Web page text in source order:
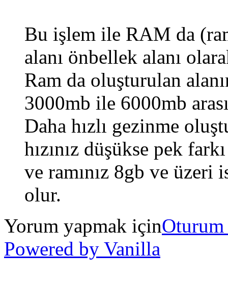
Bu işlem ile RAM da
alanı önbellek alanı
Ram da oluşturulan
3000mb ile 6000mb
Daha hızlı gezinme
hızınız düşükse pek
ve ramınız 8gb ve üzeri
olur.
Yorum yapmak içinOturum
Powered by Vanilla